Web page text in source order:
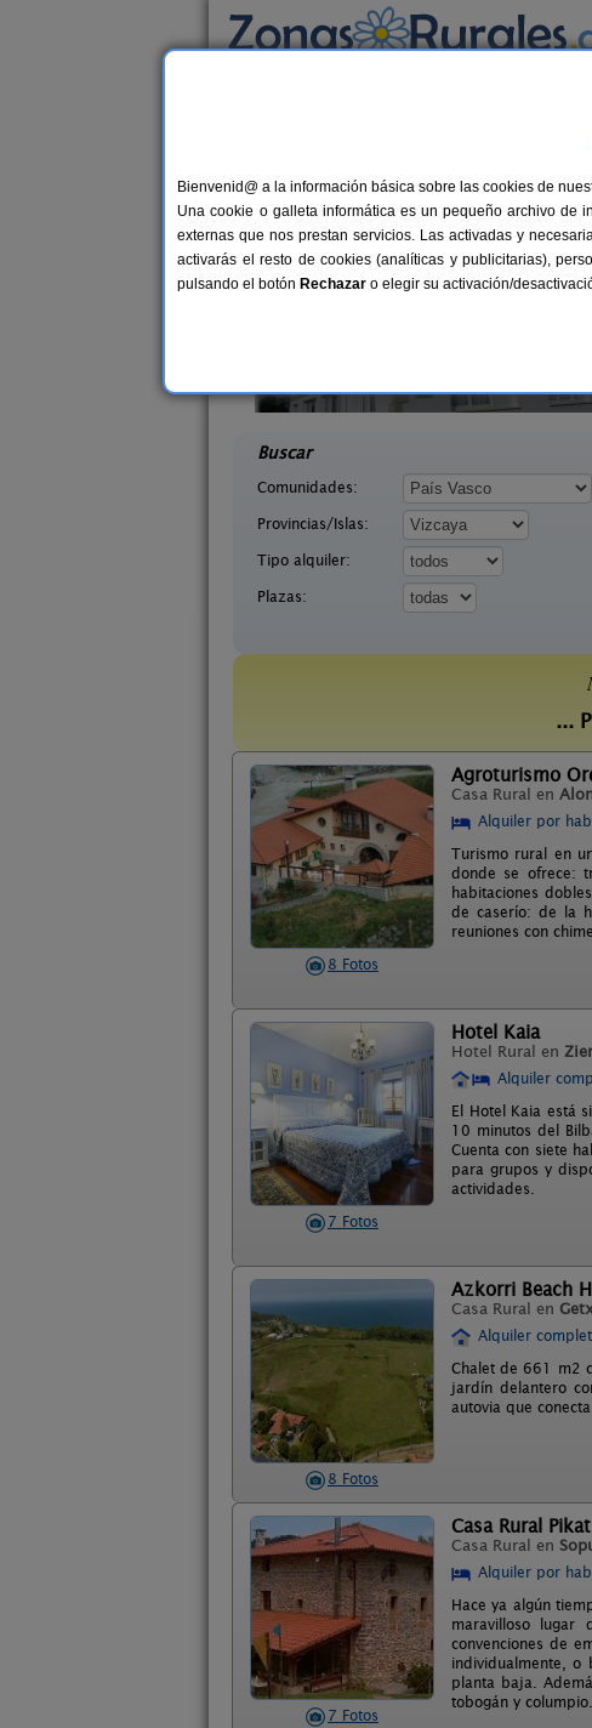
Casas Rurales cerca de
29 €
Buscar
Comunidades:
Provincias/Islas:
Tipo alquiler:
Plazas:
...
8 Fotos
Agroturismo
Casa Rural en
Alquiler por
Turismo rural en
donde se ofrece:
habitaciones
de caserío: de la
reuniones con
7 Fotos
Hotel Kaia
Hotel Rural en
Alquiler
El Hotel Kaia está
10 minutos del
Cuenta con siete
para grupos y
actividades.
8 Fotos
Azkorri Beach
Casa Rural en
Alquiler
Chalet de 661 m2
jardín delantero
autovia que
7 Fotos
Casa Rural
Casa Rural en
Alquiler por
Hace ya algún
maravilloso lugar
convenciones de
individualmente, o
planta baja.
tobogán y columpio.
Bienvenid@ a la información básica sobre las cookies de
Una cookie o galleta informática es un pequeño archivo de
externas que nos prestan servicios. Las activadas y
activarás el resto de cookies (analíticas y publicitarias),
pulsando el botón Rechazar o elegir su activación/